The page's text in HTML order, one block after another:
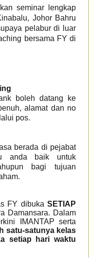
seminar lengkap
Johor Bahru
pelabur di luar
bersama FY di
boleh datang ke
alamat dan no
pos.
berada di pejabat
anda baik untuk
bagi tujuan
FY dibuka SETIAP
Damansara. Dalam
IMANTAP serta
satu-satunya kelas
setiap hari waktu